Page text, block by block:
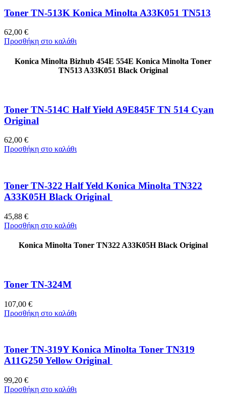
Toner TN-513K Konica Minolta A33K051 TN513
62,00 €
Προσθήκη στο καλάθι
Konica Minolta Bizhub 454E 554E Konica Minolta Toner
TN513 A33K051 Black Original
Toner TN-514C Half Yield A9E845F TN 514 Cyan
Original
62,00 €
Προσθήκη στο καλάθι
Toner TN-322 Half Yeld Konica Minolta TN322
A33K05H Black Original
45,88 €
Προσθήκη στο καλάθι
Konica Minolta Toner TN322 A33K05H Black Original
Toner TN-324M
107,00 €
Προσθήκη στο καλάθι
Toner TN-319Y Konica Minolta Toner TN319
A11G250 Yellow Original
99,20 €
Προσθήκη στο καλάθι